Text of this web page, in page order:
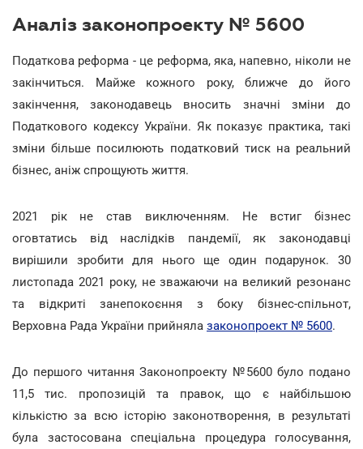
Аналіз законопроекту № 5600
Податкова реформа - це реформа, яка, напевно, ніколи не
закінчиться. Майже кожного року, ближче до його
закінчення, законодавець вносить значні зміни до
Податкового кодексу України. Як показує практика, такі
зміни більше посилюють податковий тиск на реальний
бізнес, аніж спрощують життя.
2021 рік не став виключенням. Не встиг бізнес
оговтатись від наслідків пандемії, як законодавці
вирішили зробити для нього ще один подарунок. 30
листопада 2021 року, не зважаючи на великий резонанс
та відкриті занепокоєння з боку бізнес-спільнот,
Верховна Рада України прийняла законопроект № 5600.
До першого читання Законопроекту №5600 було подано
11,5 тис. пропозицій та правок, що є найбільшою
кількістю за всю історію законотворення, в результаті
була застосована спеціальна процедура голосування,